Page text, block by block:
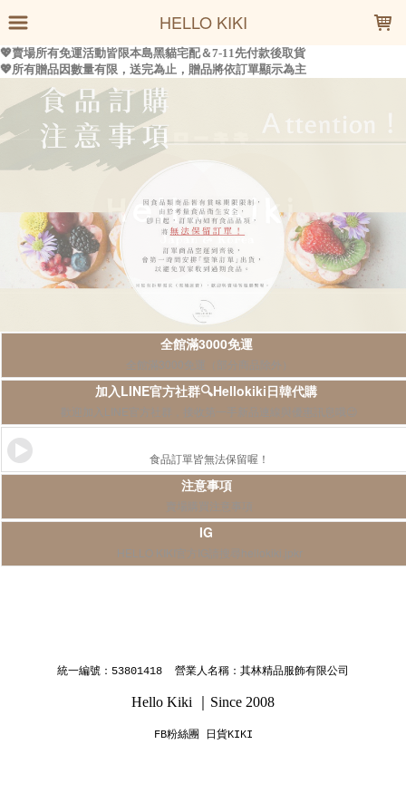
HELLO KIKI
全館滿3000免運
全館滿3000免運（部分商品除外）
加入LINE官方社群🔍Hellokiki日韓代購
歡迎加入LINE官方社群，接收第一手新品連線與優惠訊息哦😉
食品訂單皆無法保留喔！
注意事項
IG
HELLO KIKI官方IG請搜尋hellokiki.jpkr